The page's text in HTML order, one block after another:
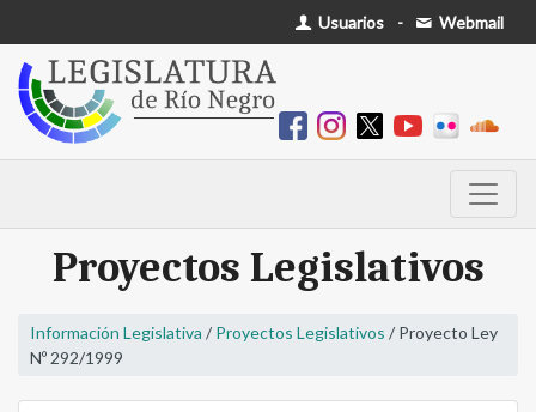
Usuarios - Webmail
Proyectos Legislativos
Información Legislativa / Proyectos Legislativos / Proyecto Ley
Nº 292/1999